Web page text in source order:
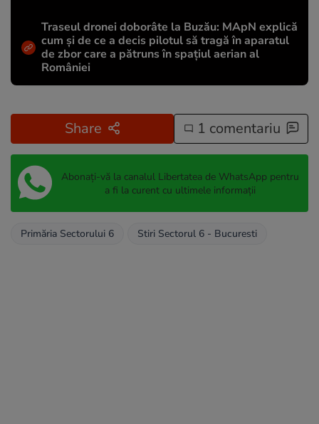
Traseul dronei doborâte la Buzău: MApN explică
cum și de ce a decis pilotul să tragă în aparatul
de zbor care a pătruns în spațiul aerian al
României
Share 1 comentariu
Abonați-vă la canalul Libertatea de WhatsApp pentru
a fi la curent cu ultimele informații
Primăria Sectorului 6 Stiri Sectorul 6 - Bucuresti